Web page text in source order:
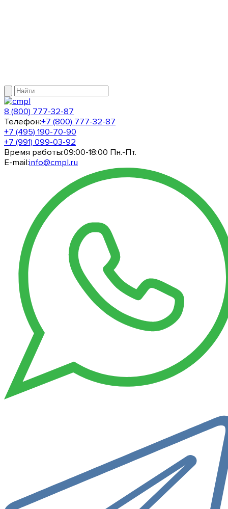
8 (800) 777-32-87
Телефон:+7 (800) 777-32-87
+7 (495) 190-70-90
+7 (991) 099-03-92
Время работы:09:00-18:00 Пн.-Пт.
E-mail:info@cmpl.ru